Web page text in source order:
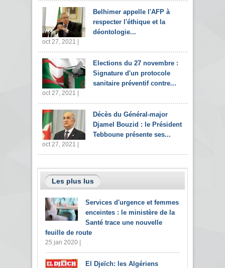
Belhimer appelle l'AFP à
respecter l'éthique et la
déontologie...
oct 27, 2021 |
Elections du 27 novembre :
Signature d'un protocole
sanitaire préventif contre...
oct 27, 2021 |
Décès du Général-major
Djamel Bouzid : le Président
Tebboune présente ses...
oct 27, 2021 |
Les plus lus
Services d'urgence et femmes
enceintes : le ministère de la
Santé trace une nouvelle
feuille de route
25 jan 2020 |
El Djeïch: les Algériens